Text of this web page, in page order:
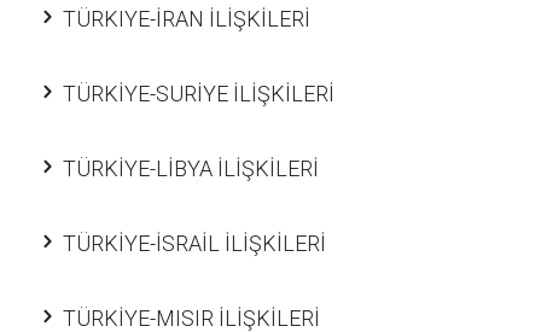
TÜRKIYE-İRAN İLİŞKİLERİ
TÜRKİYE-SURİYE İLİŞKİLERİ
TÜRKİYE-LİBYA İLİŞKİLERİ
TÜRKİYE-İSRAİL İLİŞKİLERİ
TÜRKİYE-MISIR İLİŞKİLERİ